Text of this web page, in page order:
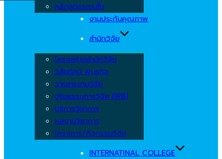
หลักสูตรระยะสั้น
งานประกันคุณภาพ
สำนักวิจัย
โครงสร้างสำนักวิจัย
วิสัยทัศน์ พันธกิจ
วารสารงานวิจัย
จริยธรรมการวิจัย (IRB)
บริการวิชาการ
ผลงานวิชาการ
โครงการ/กิจกรรมวิจัย
INTERNATINAL COLLEGE